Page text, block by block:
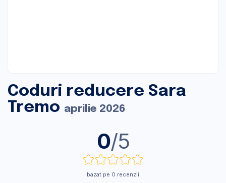
Coduri reducere Sara
Tremo aprilie 2026
0/5
bazat pe 0 recenzii